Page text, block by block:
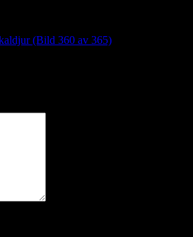
(Bild 360 av 365)